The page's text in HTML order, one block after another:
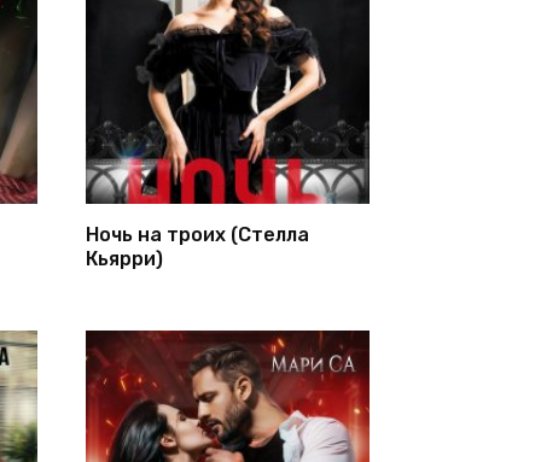
Ночь на троих (Стелла
Кьярри)